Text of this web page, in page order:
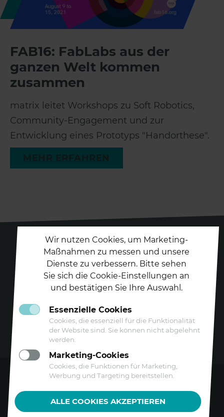
FAB16: FabLabs aus der
ganzen Welt kommen
zusammen
matrix leitet Workshops zu Soft Robotics,
Community-Engagement und zur
Entwicklung eines Prototyps "Handorthese".
Folgen Sie uns auf
Wir nutzen Cookies, um Marketing-
Maßnahmen zu messen und unsere
Dienste zu verbessern. Bitte sehen
Sie sich die Cookie-Einstellungen an
und bestätigen Sie Ihre Auswahl.
Essenzielle Cookies
Cookies, die essenziell für die Funktionalität
der Website sind. Sie können nicht abgelehnt
werden.
Marketing-Cookies
Cookies, die Funktionen für Marketing,
Werbung und Targeting bereitstellen.
ALLE COOKIES AKZEPTIEREN